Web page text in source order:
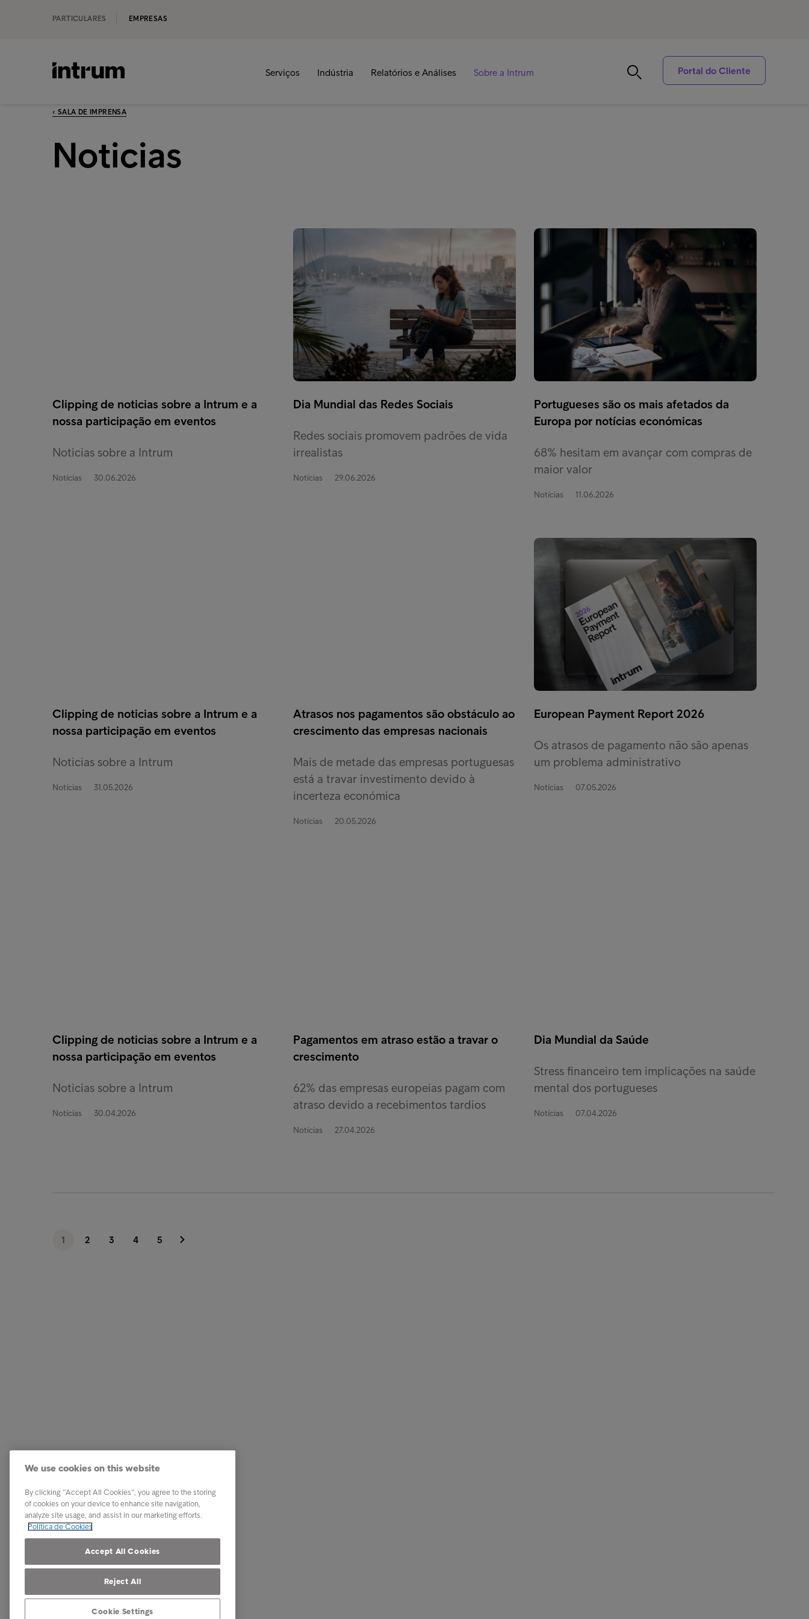
PARTICULARES EMPRESAS
Serviços Indústria Relatórios e Análises Sobre a Intrum Portal do Cliente
‹ SALA DE IMPRENSA
Noticias
Clipping de noticias sobre a Intrum e a
nossa participação em eventos
Noticias sobre a Intrum
Notícias 30.06.2026
Dia Mundial das Redes Sociais
Redes sociais promovem padrões de vida
irrealistas
Notícias 29.06.2026
Portugueses são os mais afetados da
Europa por notícias económicas
68% hesitam em avançar com compras de
maior valor
Notícias 11.06.2026
Clipping de noticias sobre a Intrum e a
nossa participação em eventos
Noticias sobre a Intrum
Notícias 31.05.2026
Atrasos nos pagamentos são obstáculo ao
crescimento das empresas nacionais
Mais de metade das empresas portuguesas
está a travar investimento devido à
incerteza económica
Notícias 20.05.2026
European Payment Report 2026
Os atrasos de pagamento não são apenas
um problema administrativo
Notícias 07.05.2026
Clipping de noticias sobre a Intrum e a
nossa participação em eventos
Noticias sobre a Intrum
Notícias 30.04.2026
Pagamentos em atraso estão a travar o
crescimento
62% das empresas europeias pagam com
atraso devido a recebimentos tardios
Notícias 27.04.2026
Dia Mundial da Saúde
Stress financeiro tem implicações na saúde
mental dos portugueses
Notícias 07.04.2026
1 2 3 4 5
Relatórios e Análises
Sobre a Intrum
Contacto
Our locations
Os nossos Parceiros
We use cookies on this website
By clicking “Accept All Cookies”, you agree to the storing
of cookies on your device to enhance site navigation,
analyze site usage, and assist in our marketing efforts.
Política de Cookies
Accept All Cookies
Reject All
Cookie Settings